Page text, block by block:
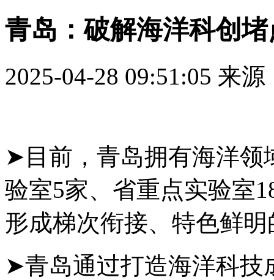
青岛：破解海洋科创堵
2025-04-28 09:51:05 来
➤目前，青岛拥有海洋领
验室5家、省重点实验室
形成梯次衔接、特色鲜
➤青岛通过打造海洋科技